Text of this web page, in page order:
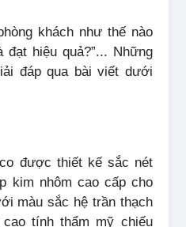
khách như thế nào
hiệu quả?”... Những
đáp qua bài viết dưới
được thiết kế sắc nét
kim nhôm cao cấp cho
màu sắc hệ trần thạch
tính thẩm mỹ chiếu